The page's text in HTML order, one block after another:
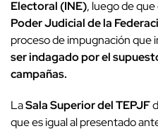
Electoral (INE), luego de que
Poder Judicial de la
proceso de impugnación que
ser indagado por el
campañas.
LaSala Superior del TEPJF
que es igual al presentado